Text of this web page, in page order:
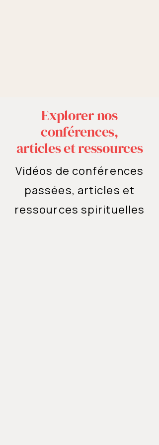
Explorer nos
conférences,
articles et ressources
Vidéos de conférences
passées, articles et
ressources spirituelles